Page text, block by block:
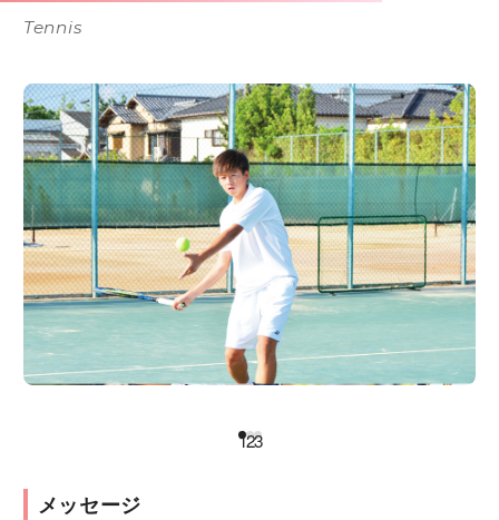
Tennis
123
メッセージ